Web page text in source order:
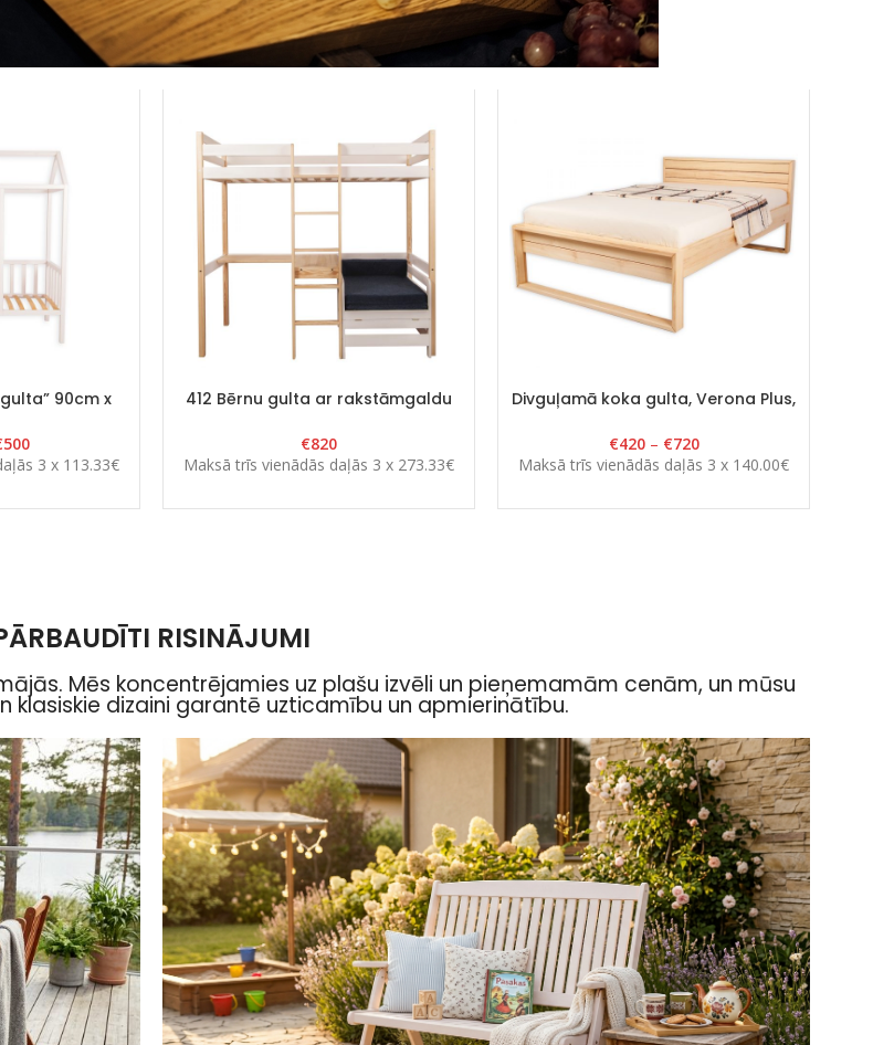
90cm x
500
3 x 113.33€
412 Bērnu gulta ar rakstāmgaldu
190cm FLK GS04
€820
Maksā trīs vienādās daļās 3 x 273.33€
Divguļamā koka gulta, Verona Plus,
€420– €720
Maksā trīs vienādās daļās 3 x 140.00€
RISINĀJUMI
Mēs koncentrējamies uz plašu izvēli un pieņemamām cenām, un mūsu
klasiskie dizaini garantē uzticamību un apmierinātību.